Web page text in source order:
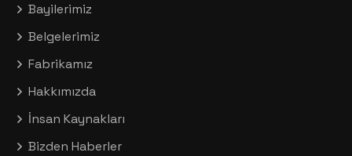
Bayilerimiz
Belgelerimiz
Fabrikamız
Hakkımızda
İnsan Kaynakları
Bizden Haberler